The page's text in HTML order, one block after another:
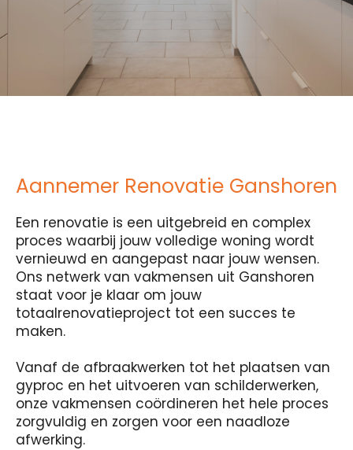
Aannemer Renovatie Ganshoren
Een renovatie is een uitgebreid en complex
proces waarbij jouw volledige woning wordt
vernieuwd en aangepast naar jouw wensen.
Ons netwerk van vakmensen uit Ganshoren
staat voor je klaar om jouw
totaalrenovatieproject tot een succes te
maken.
Vanaf de afbraakwerken tot het plaatsen van
gyproc en het uitvoeren van schilderwerken,
onze vakmensen coördineren het hele proces
zorgvuldig en zorgen voor een naadloze
afwerking.